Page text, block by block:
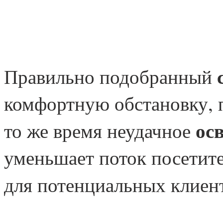
Правильно подобранный
комфортную обстановку,
то же время неудачное
уменьшает поток
для потенциальных